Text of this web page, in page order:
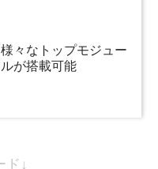
様々なトップモジュー
ルが搭載可能
ド↓